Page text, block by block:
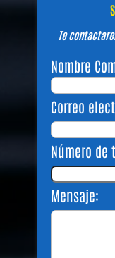
Te
Nombre
Correo
Número de
Mensaje: